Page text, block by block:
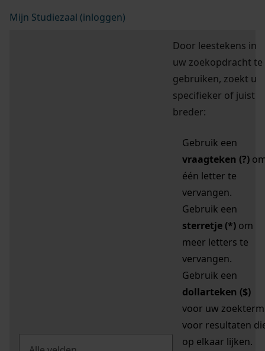
Mijn Studiezaal (inloggen)
Door leestekens in
uw zoekopdracht te
gebruiken, zoekt u
specifieker of juist
breder:
Gebruik een
vraagteken (?)
één letter te
vervangen.
Gebruik een
sterretje (*) om
meer letters te
vervangen.
Gebruik een
dollarteken ($)
voor uw zoekterm
voor resultaten
op elkaar lijken.